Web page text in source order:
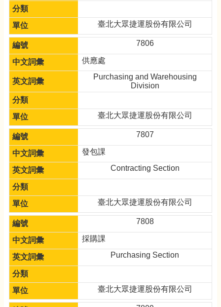
臺北大眾捷運股份有限公司
7806
供應處
Purchasing and Warehousing
Division
臺北大眾捷運股份有限公司
7807
發包課
Contracting Section
臺北大眾捷運股份有限公司
7808
採購課
Purchasing Section
臺北大眾捷運股份有限公司